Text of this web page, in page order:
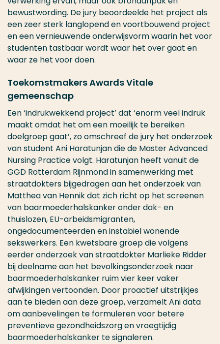
bewustwording. De jury beoordeelde het project als
een zeer sterk langlopend en voortbouwend project
en een vernieuwende onderwijsvorm waarin het voor
studenten tastbaar wordt waar het over gaat en
waar ze het voor doen.
Toekomstmakers Awards Vitale
gemeenschap
Een ‘indrukwekkend project’ dat ‘enorm veel indruk
maakt omdat het om een moeilijk te bereiken
doelgroep gaat’, zo omschreef de jury het onderzoek
van student Ani Haratunjan die de Master Advanced
Nursing Practice volgt. Haratunjan heeft vanuit de
GGD Rotterdam Rijnmond in samenwerking met
straatdokters bijgedragen aan het onderzoek van
Matthea van Hennik dat zich richt op het screenen
van baarmoederhalskanker onder dak- en
thuislozen, EU-arbeidsmigranten,
ongedocumenteerden en instabiel wonende
sekswerkers. Een kwetsbare groep die volgens
eerder onderzoek van straatdokter Marlieke Ridder
bij deelname aan het bevolkingsonderzoek naar
baarmoederhalskanker ruim vier keer vaker
afwijkingen vertoonden. Door proactief uitstrijkjes
aan te bieden aan deze groep, verzamelt Ani data
om aanbevelingen te formuleren voor betere
preventieve gezondheidszorg en vroegtijdig
baarmoederhalskanker te signaleren.